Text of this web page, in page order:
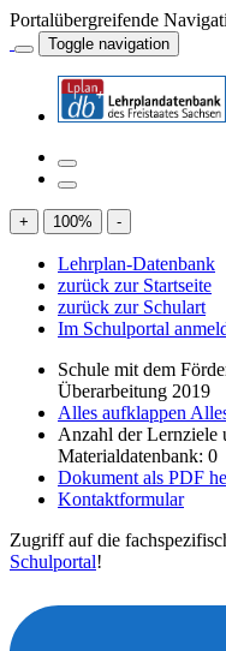
Portalübergreifende
Toggle navigation
+ 100% -
Lehrplan-Datenbank
zurück zur Startseite
zurück zur Schulart
Im Schulportal
Schule mit dem
Überarbeitung 2019
Alles aufklappen
Anzahl der Lernziele
Materialdatenbank: 0
Dokument als PDF
Kontaktformular
Zugriff auf die
Schulportal!